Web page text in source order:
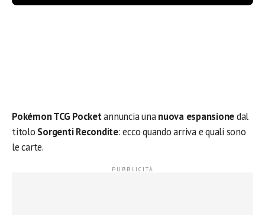
Pokémon TCG Pocketannuncia unanuova espansionedal
titolo Sorgenti Recondite: ecco quando arriva e quali sono
le carte.